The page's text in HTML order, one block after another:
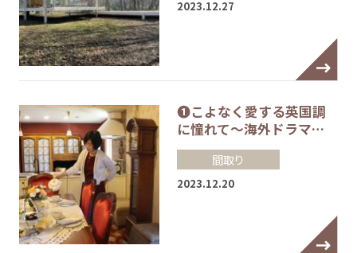
2023.12.27
❶こよなく愛する英国調
に憧れて～海外ドラマ…
間取り
2023.12.20